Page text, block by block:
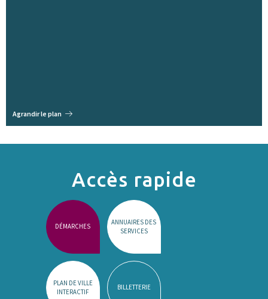
Agrandir le plan
Accès rapide
DÉMARCHES
ANNUAIRES DES
SERVICES
PLAN DE VILLE
INTERACTIF
BILLETTERIE